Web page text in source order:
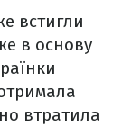
встигли
в основу
втратила